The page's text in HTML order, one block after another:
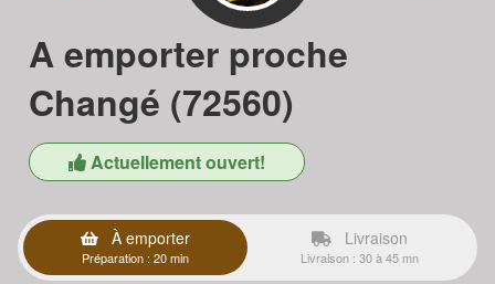
A emporter proche
Changé (72560)
Actuellement ouvert!
À emporter
Préparation : 20 min
Livraison
Livraison : 30 à 45 mn